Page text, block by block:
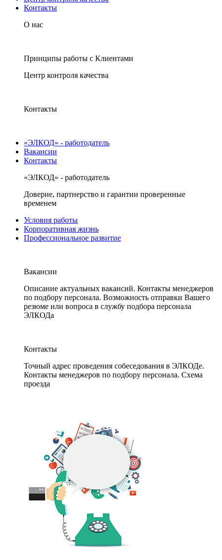
Контакты
О нас
Принципы работы с Клиентами
Центр контроля качества
Контакты
«ЭЛКОД» - работодатель
Вакансии
Контакты
«ЭЛКОД» - работодатель
Доверие, партнерство и гарантии проверенные
временем
Условия работы
Корпоративная жизнь
Профессиональное развитие
Вакансии
Описание актуальных вакансий. Контакты менеджеров
по подбору персонала. Возможность отправки Вашего
резюме или вопроса в службу подбора персонала
ЭЛКОДа
Контакты
Точный адрес проведения собеседования в ЭЛКОДе.
Контакты менеджеров по подбору персонала. Схема
проезда